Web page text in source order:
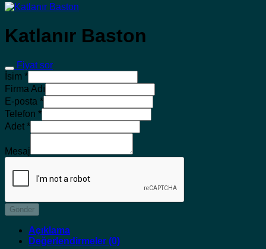
Katlanır Baston
Fiyat sor
İsim *
Firma Adı
E-posta *
Telefon *
Adet *
Mesaj
Gönder
Açıklama
Değerlendirmeler (0)